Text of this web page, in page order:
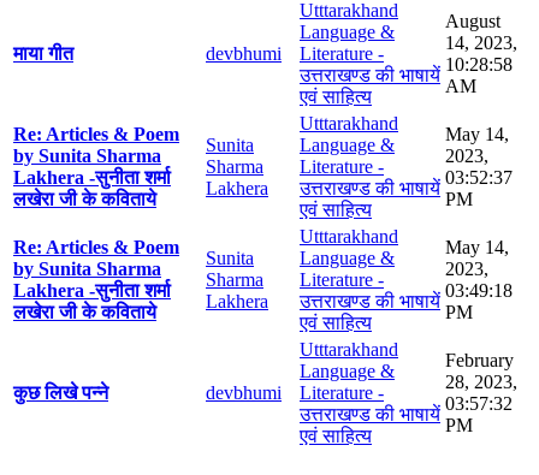
माया गीत devbhumi
Utttarakhand
Language &
Literature -
उत्तराखण्ड की भाषायें
एवं साहित्य
August
14, 2023,
10:28:58
AM
Re: Articles & Poem
by Sunita Sharma
Lakhera -सुनीता शर्मा
लखेरा जी के कविताये
Sunita
Sharma
Lakhera
Utttarakhand
Language &
Literature -
उत्तराखण्ड की भाषायें
एवं साहित्य
May 14,
2023,
03:52:37
PM
Re: Articles & Poem
by Sunita Sharma
Lakhera -सुनीता शर्मा
लखेरा जी के कविताये
Sunita
Sharma
Lakhera
Utttarakhand
Language &
Literature -
उत्तराखण्ड की भाषायें
एवं साहित्य
May 14,
2023,
03:49:18
PM
कुछ लिखे पन्ने devbhumi
Utttarakhand
Language &
Literature -
उत्तराखण्ड की भाषायें
एवं साहित्य
February
28, 2023,
03:57:32
PM